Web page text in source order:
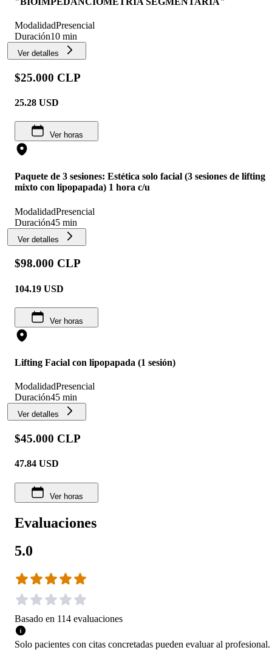
ModalidadPresencial
Duración10 min
Ver detalles
$25.000 CLP
25.28 USD
Ver horas
Paquete de 3 sesiones: Estética solo facial (3 sesiones de lifting
mixto con lipopapada) 1 hora c/u
ModalidadPresencial
Duración45 min
Ver detalles
$98.000 CLP
104.19 USD
Ver horas
Lifting Facial con lipopapada (1 sesión)
ModalidadPresencial
Duración45 min
Ver detalles
$45.000 CLP
47.84 USD
Ver horas
Evaluaciones
5.0
Basado en 114 evaluaciones
Solo pacientes con citas concretadas pueden evaluar al profesional.